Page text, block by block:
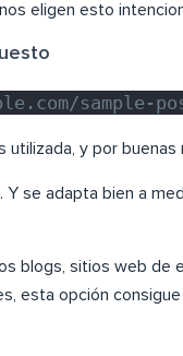
eligen esto
sample-
utilizada, y por buenas
Y se adapta bien a
blogs, sitios web de
esta opción